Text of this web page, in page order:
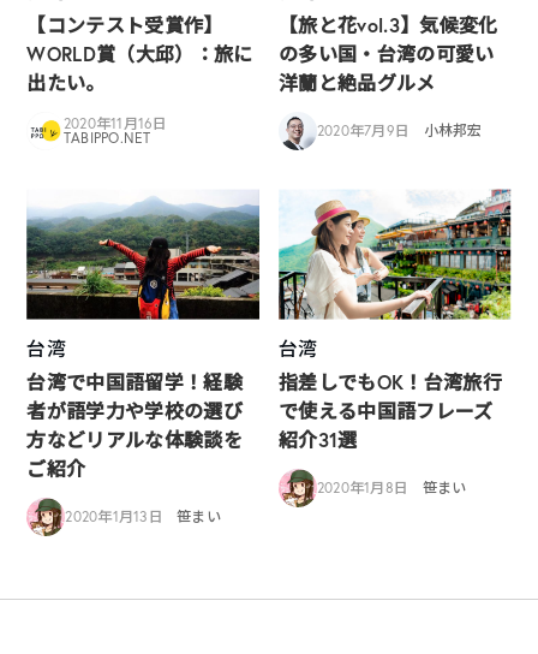
【コンテスト受賞作】
WORLD賞（大邱）：旅に
出たい。
2020年11月16日
TABIPPO.NET
【旅と花vol.3】気候変化
の多い国・台湾の可愛い
洋蘭と絶品グルメ
2020年7月9日 小林邦宏
台湾
台湾で中国語留学！経験
者が語学力や学校の選び
方などリアルな体験談を
ご紹介
2020年1月13日 笹まい
台湾
指差しでもOK！台湾旅行
で使える中国語フレーズ
紹介31選
2020年1月8日 笹まい